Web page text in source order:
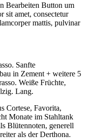
Bearbeiten Button um
sit amet, consectetur
mattis, pulvinar
Sanfte
in Zement + weitere 5
Weiße Früchte,
Lang.
Cortese, Favorita,
Monate im Stahltank
Blütennoten, generell
als der Derthona.